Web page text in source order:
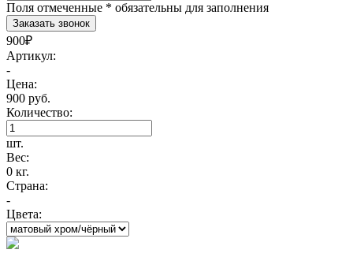
Поля отмеченные * обязательны для заполнения
900₽
Артикул:
-
Цена:
900 руб.
Количество:
шт.
Вес:
0 кг.
Страна:
-
Цвета: